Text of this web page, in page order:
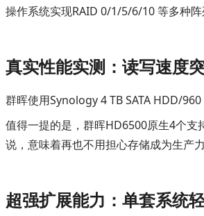
操作系统实现RAID 0/1/5/6/10 等多种阵
真实性能实测：读写速度
群晖使用Synology 4 TB SATA HDD/
值得一提的是，群晖HD6500原生4个
说，意味着再也不用担心存储成为生产力
超强扩展能力：单套系统